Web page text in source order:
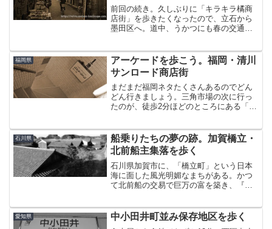
前回の続き。久しぶりに「キラキラ橘商
店街」を歩きたくなったので、立石から
墨田区へ。道中、うかつにも春の交通安
ま曳舟に到着。しかも、以前鳩の街に行
ったときに使った二輪駐車...
福岡県
アーケードを歩こう。福岡・清川
サンロード商店街
まだまだ福岡ネタたくさんあるのでどん
どん行きましょう。三角市場の次に行っ
たのが、徒歩2分ほどのところにある「清
ーケードは交差点から斜めに伸びている
ので、実質五差路になっ...
石川県
船乗りたちの夢の跡。加賀橋立・
北前船主集落を歩く
石川県加賀市に、「橋立町」という日本
海に面した風光明媚なまちがある。かつ
て北前船の交易で巨万の富を築き、『日
加賀橋立のまちなみは2005年に重要伝統
的建造物群保存地...
愛知県 中小田井町並み保存地区を歩く